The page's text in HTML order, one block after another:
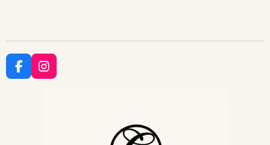
F
a
I
n